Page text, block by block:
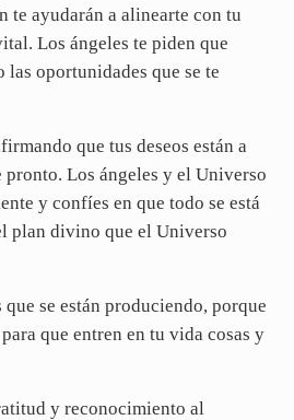
te ayudarán a alinearte con tu
Los ángeles te piden que
las oportunidades que se te
que tus deseos están a
pronto. Los ángeles y el Universo
y confíes en que todo se está
plan divino que el Universo
se están produciendo, porque
que entren en tu vida cosas y
y reconocimiento al